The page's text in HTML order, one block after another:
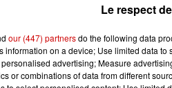
Le respect
our (447) partnersdo the following data
information on a device; Use limited data
advertising; Measure
or combinations of data from different